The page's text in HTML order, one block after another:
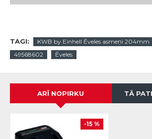
TAGI: KWB by Einhell Ēveles asmeņi 204mm
49568602
Ēveles
ARĪ NOPIRKU TĀ
-15 %